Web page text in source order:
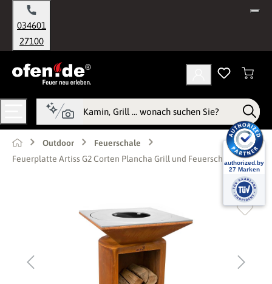
springen
034601
27100
Outdoor
Feuerschale
Feuerplatte Artiss G2 Corten Plancha Grill und Feuerschale